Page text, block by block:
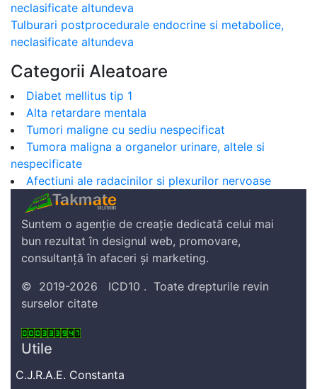
neclasificate altundeva
Tulburari postprocedurale endocrine si metabolice,
neclasificate altundeva
Categorii Aleatoare
Diabet mellitus tip 1
Alta retardare mentala
Tumori maligne cu sediu nespecificat
Tumora maligna a organelor urinare, altele si
nespecificate
Afectiuni ale radacinilor si plexurilor nervoase
Suntem o agenție de creație dedicată celui mai
bun rezultat în designul web, promovare,
consultanță în afaceri și marketing.
© 2019-2026 ICD10 . Toate drepturile revin
surselor citate
Utile
C.J.R.A.E. Constanta